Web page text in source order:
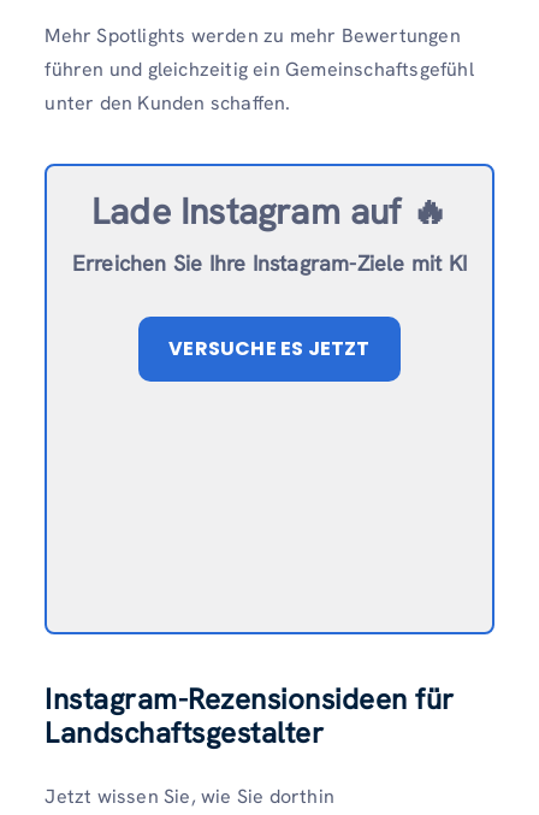
Mehr Spotlights werden zu mehr Bewertungen
führen und gleichzeitig ein Gemeinschaftsgefühl
unter den Kunden schaffen.
Lade Instagram auf 🔥
Erreichen Sie Ihre Instagram-Ziele mit KI
VERSUCHE ES JETZT
Instagram-Rezensionsideen für
Landschaftsgestalter
Jetzt wissen Sie, wie Sie dorthin